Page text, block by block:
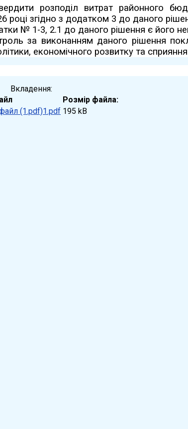
розподіл витрат районного
році згідно з додатком 3 до даного
№ 1-3, 2.1 до даного рішення є його
за виконанням даного рішення
економічного розвитку та
Вкладення:
Розмір файла:
1.pdf 195 kB